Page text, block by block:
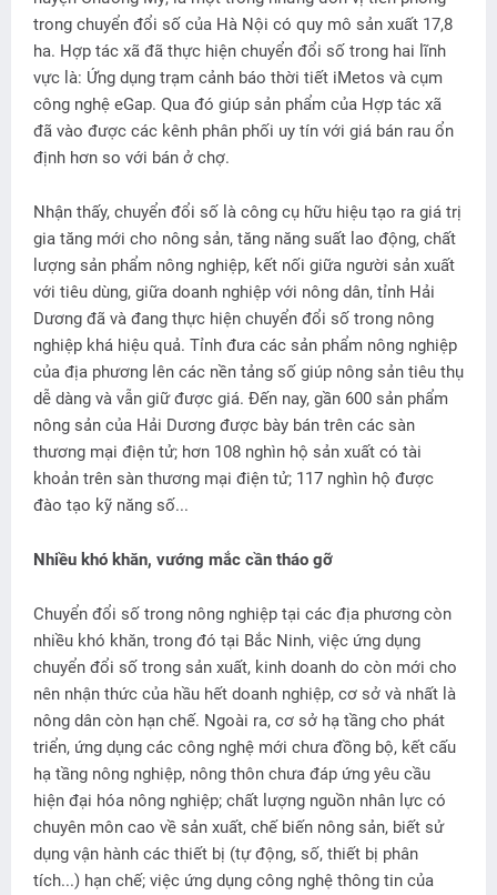
trong chuyển đổi số của Hà Nội có quy mô sản xuất 17,8
ha. Hợp tác xã đã thực hiện chuyển đổi số trong hai lĩnh
vực là: Ứng dụng trạm cảnh báo thời tiết iMetos và cụm
công nghệ eGap. Qua đó giúp sản phẩm của Hợp tác xã
đã vào được các kênh phân phối uy tín với giá bán rau ổn
định hơn so với bán ở chợ.
Nhận thấy, chuyển đổi số là công cụ hữu hiệu tạo ra giá trị
gia tăng mới cho nông sản, tăng năng suất lao động, chất
lượng sản phẩm nông nghiệp, kết nối giữa người sản xuất
với tiêu dùng, giữa doanh nghiệp với nông dân, tỉnh Hải
Dương đã và đang thực hiện chuyển đổi số trong nông
nghiệp khá hiệu quả. Tỉnh đưa các sản phẩm nông nghiệp
của địa phương lên các nền tảng số giúp nông sản tiêu thụ
dễ dàng và vẫn giữ được giá. Ðến nay, gần 600 sản phẩm
nông sản của Hải Dương được bày bán trên các sàn
thương mại điện tử; hơn 108 nghìn hộ sản xuất có tài
khoản trên sàn thương mại điện tử; 117 nghìn hộ được
đào tạo kỹ năng số...
Nhiều khó khăn, vướng mắc cần tháo gỡ
Chuyển đổi số trong nông nghiệp tại các địa phương còn
nhiều khó khăn, trong đó tại Bắc Ninh, việc ứng dụng
chuyển đổi số trong sản xuất, kinh doanh do còn mới cho
nên nhận thức của hầu hết doanh nghiệp, cơ sở và nhất là
nông dân còn hạn chế. Ngoài ra, cơ sở hạ tầng cho phát
triển, ứng dụng các công nghệ mới chưa đồng bộ, kết cấu
hạ tầng nông nghiệp, nông thôn chưa đáp ứng yêu cầu
hiện đại hóa nông nghiệp; chất lượng nguồn nhân lực có
chuyên môn cao về sản xuất, chế biến nông sản, biết sử
dụng vận hành các thiết bị (tự động, số, thiết bị phân
tích...) hạn chế; việc ứng dụng công nghệ thông tin của